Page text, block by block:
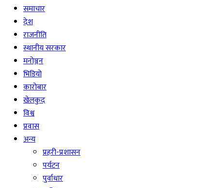
समाचार
देश
राजनीति
स्थानीय सरकार
मनोञ्जन
भिडियो
कारोबार
खेलकुद
विश्व
प्रवास
अन्य
प्रहरी-प्रशासन
पर्यटन
पुर्वाधार